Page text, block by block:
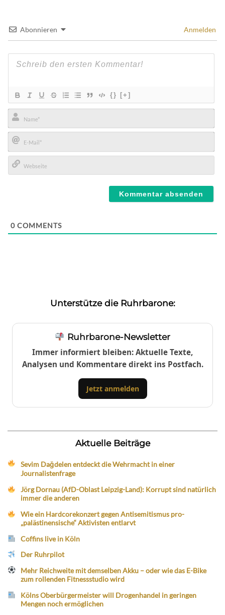
Abonnieren Anmelden
{} [+]
Name*
E-
Mail*
0 COMMENTS
Unterstütze die Ruhrbarone:
Ruhrbarone-Newsletter
Immer informiert bleiben: Aktuelle Texte,
Analysen und Kommentare direkt ins Postfach.
Jetzt anmelden
Aktuelle Beiträge
Sevim Dağdelen entdeckt die Wehrmacht in einer
Journalistenfrage
Jörg Dornau (AfD-Oblast Leipzig-Land): Korrupt sind natürlich
immer die anderen
Wie ein Hardcorekonzert gegen Antisemitismus pro-
„palästinensische“ Aktivisten entlarvt
Coffins live in Köln
Der Ruhrpilot
Mehr Reichweite mit demselben Akku – oder wie das E-Bike
zum rollenden Fitnessstudio wird
Kölns Oberbürgermeister will Drogenhandel in geringen
Mengen noch ermöglichen